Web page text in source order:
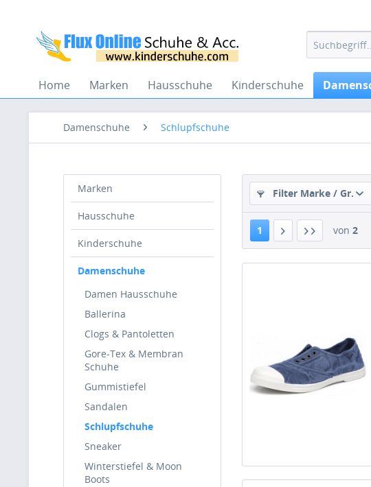
Home Marken Hausschuhe Kinderschuhe
Damenschuhe Schlupfschuhe
Marken
Hausschuhe
Kinderschuhe
Damenschuhe
Damen Hausschuhe
Ballerina
Clogs & Pantoletten
Gore-Tex & Membran
Schuhe
Gummistiefel
Sandalen
Schlupfschuhe
Sneaker
Winterstiefel & Moon
Boots
Filter Marke / Gr.
1 von 2